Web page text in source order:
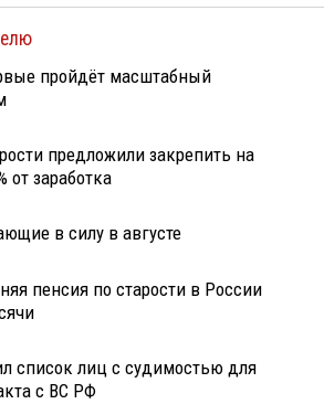
пройдёт масштабный
предложили закрепить на
от заработка
в силу в августе
пенсия по старости в России
список лиц с судимостью для
с ВС РФ